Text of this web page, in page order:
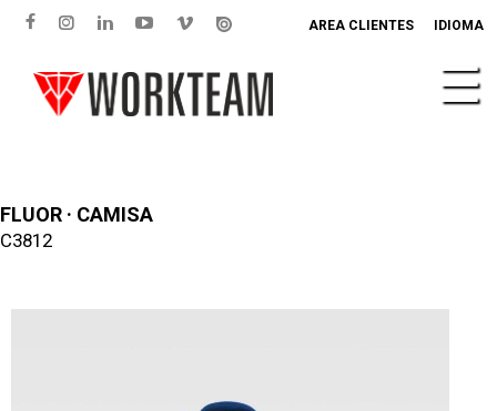
AREA CLIENTES IDIOMA
FLUOR · CAMISA
C3812